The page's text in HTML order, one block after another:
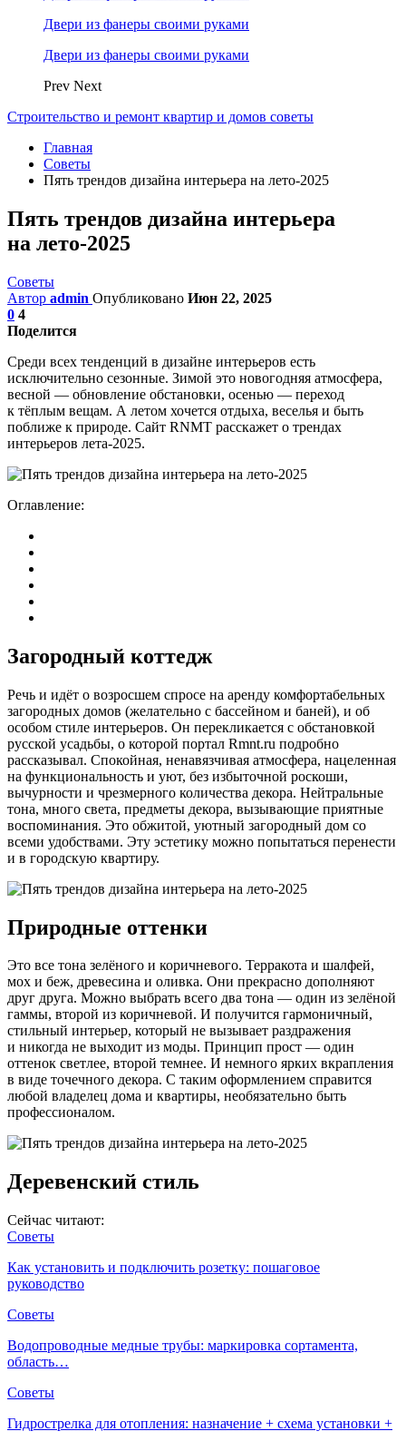
Двери из фанеры своими руками
Двери из фанеры своими руками
Prev Next
Строительство и ремонт квартир и домов советы
Главная
Советы
Пять трендов дизайна интерьера на лето-2025
Пять трендов дизайна интерьера
на лето-2025
Советы
Автор admin Опубликовано Июн 22, 2025
0 4
Поделится
Среди всех тенденций в дизайне интерьеров есть
исключительно сезонные. Зимой это новогодняя атмосфера,
весной — обновление обстановки, осенью — переход
к тёплым вещам. А летом хочется отдыха, веселья и быть
поближе к природе. Сайт RNMT расскажет о трендах
интерьеров лета-2025.
Оглавление:
Загородный коттедж
Речь и идёт о возросшем спросе на аренду комфортабельных
загородных домов (желательно с бассейном и баней), и об
особом стиле интерьеров. Он перекликается с обстановкой
русской усадьбы, о которой портал Rmnt.ru подробно
рассказывал. Спокойная, ненавязчивая атмосфера, нацеленная
на функциональность и уют, без избыточной роскоши,
вычурности и чрезмерного количества декора. Нейтральные
тона, много света, предметы декора, вызывающие приятные
воспоминания. Это обжитой, уютный загородный дом со
всеми удобствами. Эту эстетику можно попытаться перенести
и в городскую квартиру.
Природные оттенки
Это все тона зелёного и коричневого. Терракота и шалфей,
мох и беж, древесина и оливка. Они прекрасно дополняют
друг друга. Можно выбрать всего два тона — один из зелёной
гаммы, второй из коричневой. И получится гармоничный,
стильный интерьер, который не вызывает раздражения
и никогда не выходит из моды. Принцип прост — один
оттенок светлее, второй темнее. И немного ярких вкрапления
в виде точечного декора. С таким оформлением справится
любой владелец дома и квартиры, необязательно быть
профессионалом.
Деревенский стиль
Сейчас читают:
Советы
Как установить и подключить розетку: пошаговое
руководство
Советы
Водопроводные медные трубы: маркировка сортамента,
область…
Советы
Гидрострелка для отопления: назначение + схема установки +